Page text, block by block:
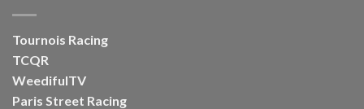
Tournois Racing
TCQR
WeedifulTV
Paris Street Racing